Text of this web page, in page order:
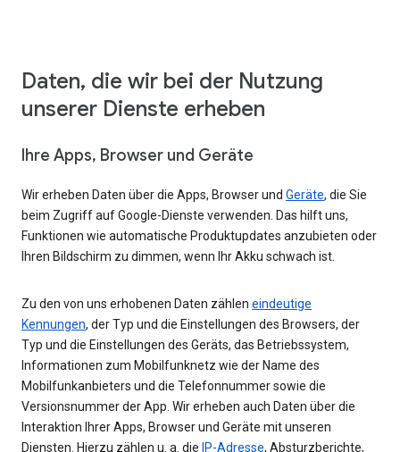
Daten, die wir bei der Nutzung
unserer Dienste erheben
Ihre Apps, Browser und Geräte
Wir erheben Daten über die Apps, Browser und Geräte, die Sie
beim Zugriff auf Google-Dienste verwenden. Das hilft uns,
Funktionen wie automatische Produktupdates anzubieten oder
Ihren Bildschirm zu dimmen, wenn Ihr Akku schwach ist.
Zu den von uns erhobenen Daten zählen eindeutige
Kennungen, der Typ und die Einstellungen des Browsers, der
Typ und die Einstellungen des Geräts, das Betriebssystem,
Informationen zum Mobilfunknetz wie der Name des
Mobilfunkanbieters und die Telefonnummer sowie die
Versionsnummer der App. Wir erheben auch Daten über die
Interaktion Ihrer Apps, Browser und Geräte mit unseren
Diensten. Hierzu zählen u. a. die IP-Adresse, Absturzberichte,